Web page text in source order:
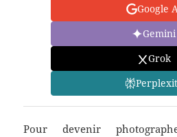
Google
Gemini
Grok
Pour devenir